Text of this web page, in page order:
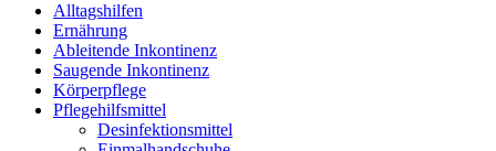
Alltagshilfen
Ernährung
Ableitende Inkontinenz
Saugende Inkontinenz
Körperpflege
Pflegehilfsmittel
Desinfektionsmittel